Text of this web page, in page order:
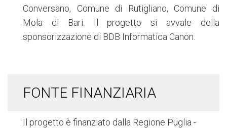
Conversano, Comune di Rutigliano, Comune di
Mola di Bari. Il progetto si avvale della
sponsorizzazione di BDB Informatica Canon.
FONTE FINANZIARIA
Il progetto è finanziato dalla Regione Puglia -